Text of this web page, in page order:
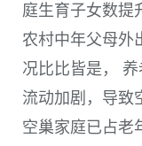
庭生育子女数提
农村中年父母外
况比比皆是，
流动加剧，导致
空巢家庭已占老